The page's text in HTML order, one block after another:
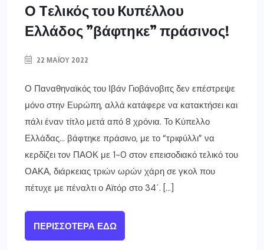
Ο Tελικός του Kυπέλλου
Ελλάδος ”βάφτηκε” πράσινος!
22 ΜΑΪ́ΟΥ 2022
Ο Παναθηναϊκός του Ιβάν Γιοβάνοβιτς δεν επέστρεψε
μόνο στην Ευρώπη, αλλά κατάφερε να κατακτήσει και
πάλι έναν τίτλο μετά από 8 χρόνια. Το Κύπελλο
Ελλάδας… βάφτηκε πράσινο, με το “τριφύλλι” να
κερδίζει τον ΠΑΟΚ με 1-0 στον επεισοδιακό τελικό του
ΟΑΚΑ, διάρκειας τριών ωρών χάρη σε γκολ που
πέτυχε με πέναλτι ο Αϊτόρ στο 34΄. […]
ΠΕΡΙΣΣΌΤΕΡΑ ΕΔΏ